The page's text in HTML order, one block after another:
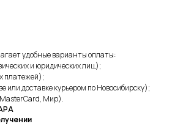
удобные варианты оплаты:
и юридических лиц);
платежей);
или доставке курьером по Новосибирску);
Мир).